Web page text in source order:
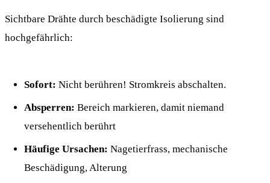
Sichtbare Drähte durch beschädigte Isolierung sind
hochgefährlich:
Sofort: Nicht berühren! Stromkreis abschalten.
Absperren: Bereich markieren, damit niemand
versehentlich berührt
Häufige Ursachen: Nagetierfrass, mechanische
Beschädigung, Alterung